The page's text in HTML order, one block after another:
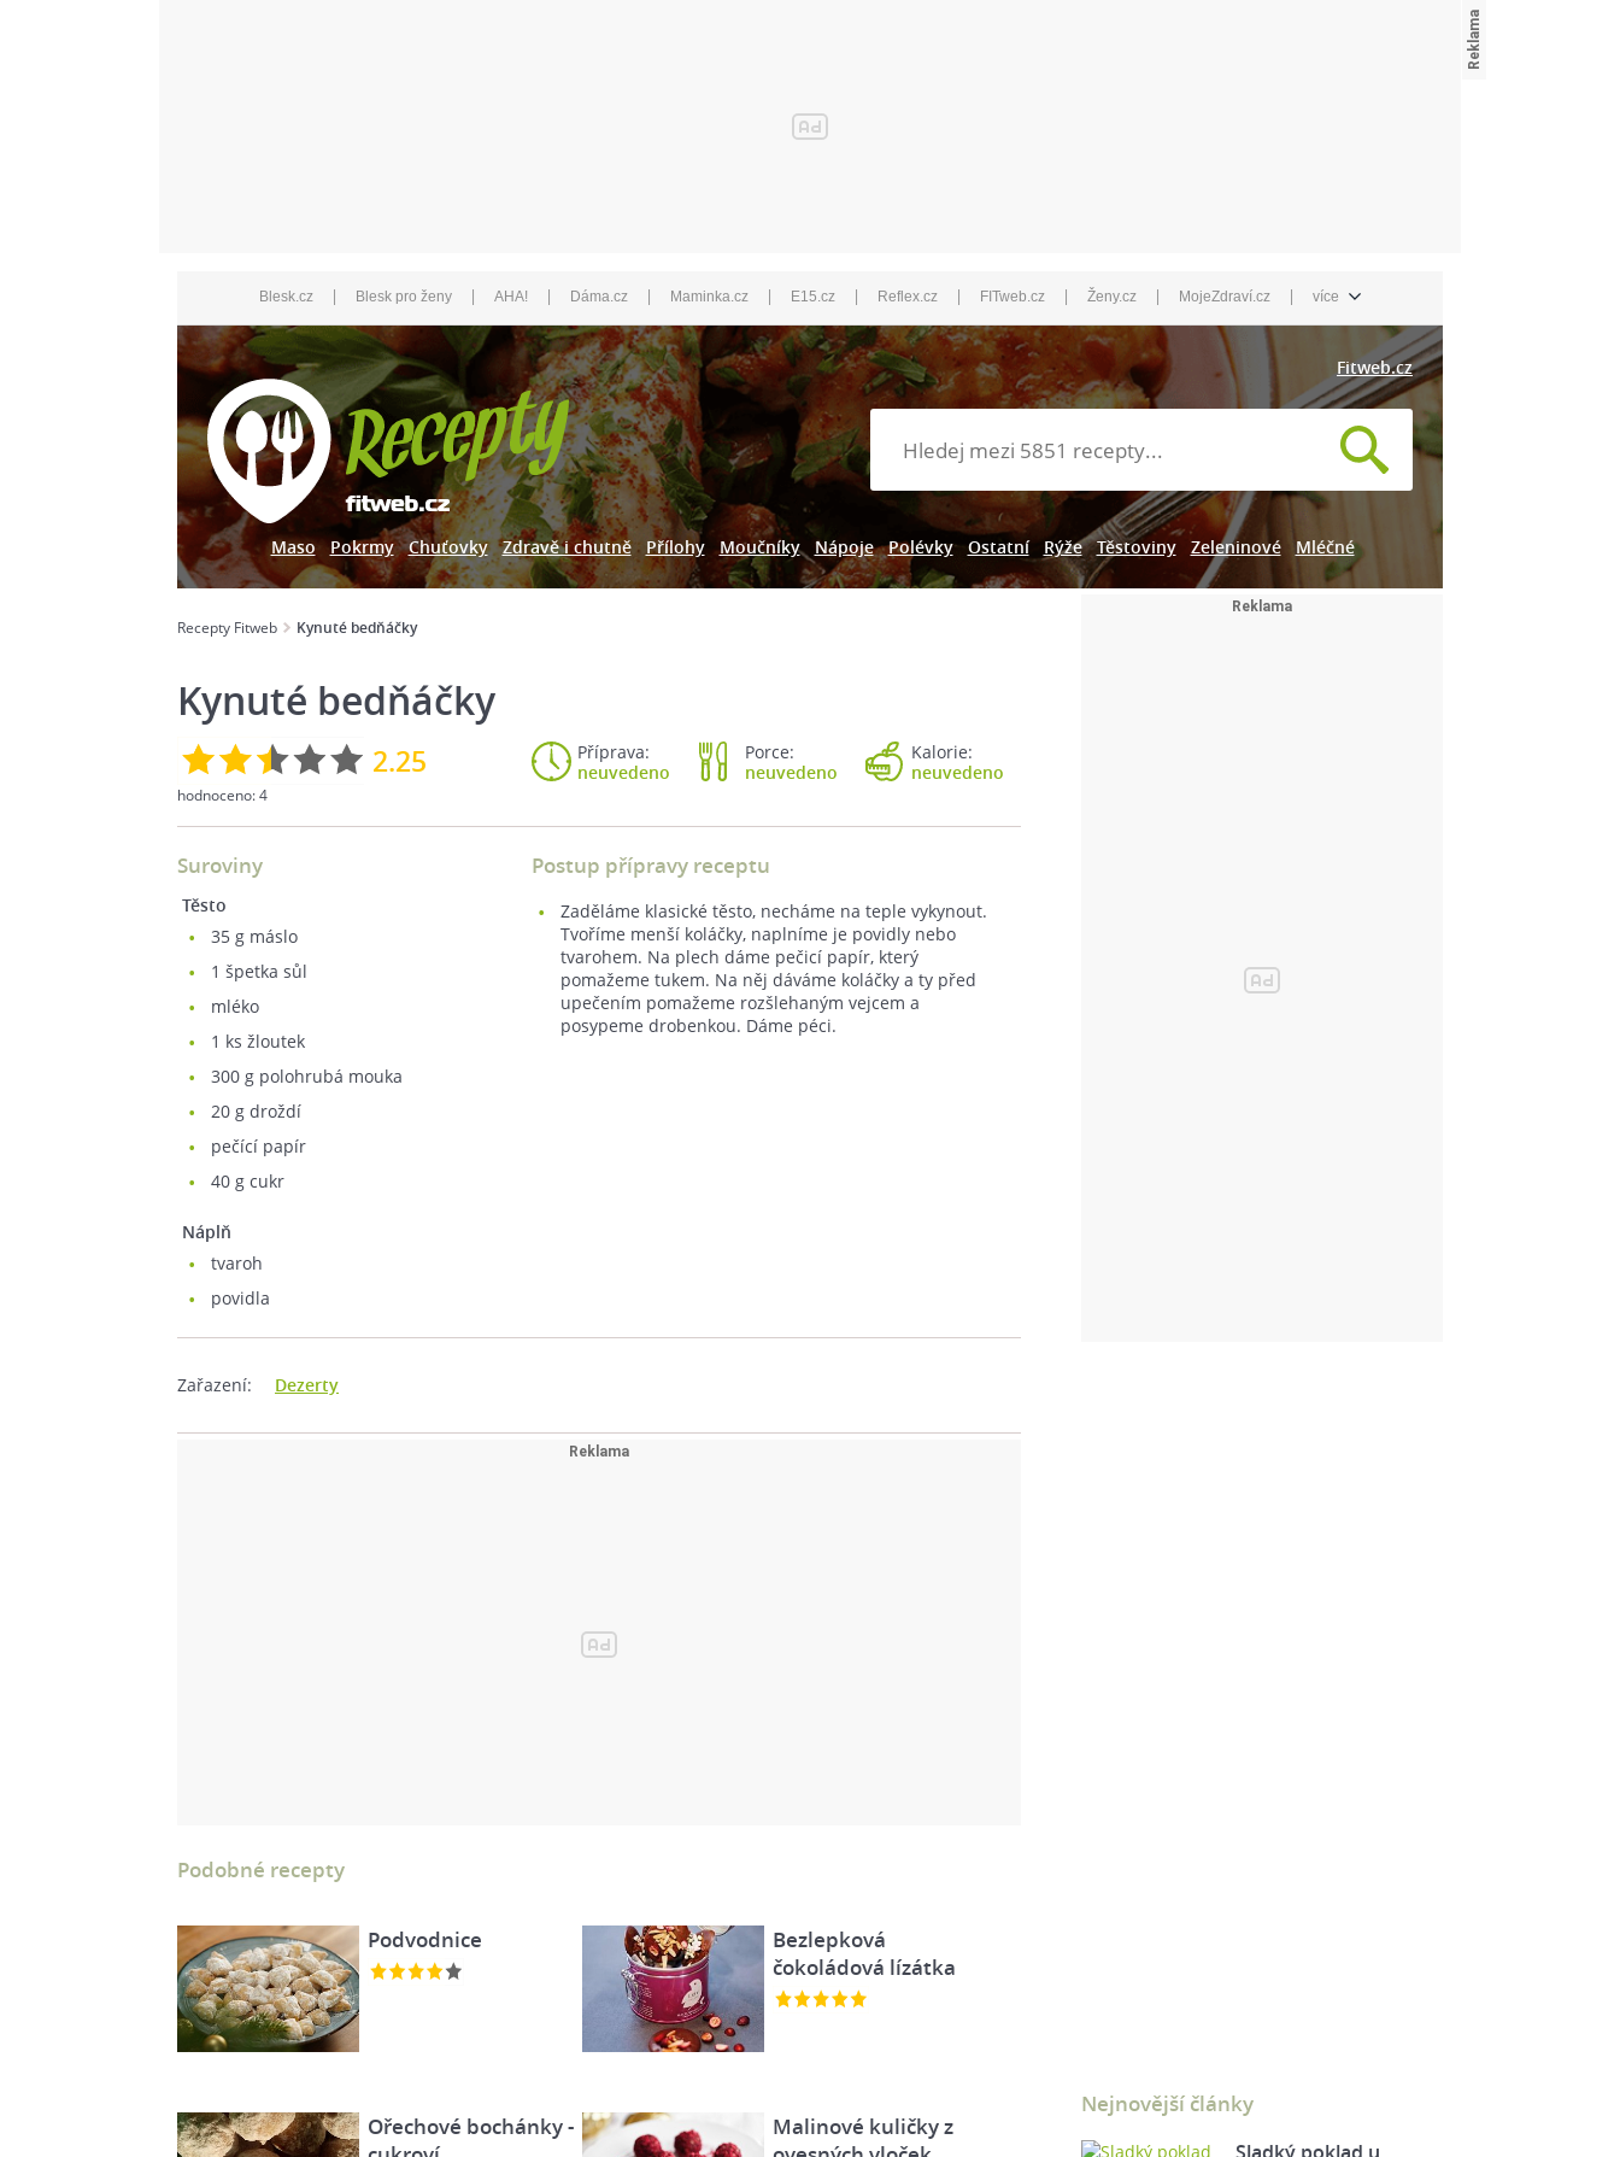
Blesk.cz | Blesk pro ženy | AHA! | Dáma.cz | Maminka.cz | E15.cz | Reflex.cz | FITweb.cz | Ženy.cz | MojeZdraví.cz | více
Fitweb.cz
Maso Pokrmy Chuťovky Zdravě i chutně Přílohy Moučníky Nápoje Polévky Ostatní Rýže Těstoviny Zeleninové Mléčné
Recepty Fitweb Kynuté bedňáčky
Kynuté bedňáčky
2.25
hodnoceno:4
Příprava:
neuvedeno
Porce:
neuvedeno
Kalorie:
neuvedeno
Suroviny
Těsto
35 g máslo
1 špetka sůl
mléko
1 ks žloutek
300 g polohrubá mouka
20 g droždí
pečící papír
40 g cukr
Náplň
tvaroh
povidla
Postup přípravy receptu
Zaděláme klasické těsto, necháme na teple vykynout.
Tvoříme menší koláčky, naplníme je povidly nebo
tvarohem. Na plech dáme pečicí papír, který
pomažeme tukem. Na něj dáváme koláčky a ty před
upečením pomažeme rozšlehaným vejcem a
posypeme drobenkou. Dáme péci.
Zařazení: Dezerty
Podobné recepty
Podvodnice
Bezlepková
čokoládová lízátka
Ořechové bochánky -
Malinové kuličky z
Nejnovější články